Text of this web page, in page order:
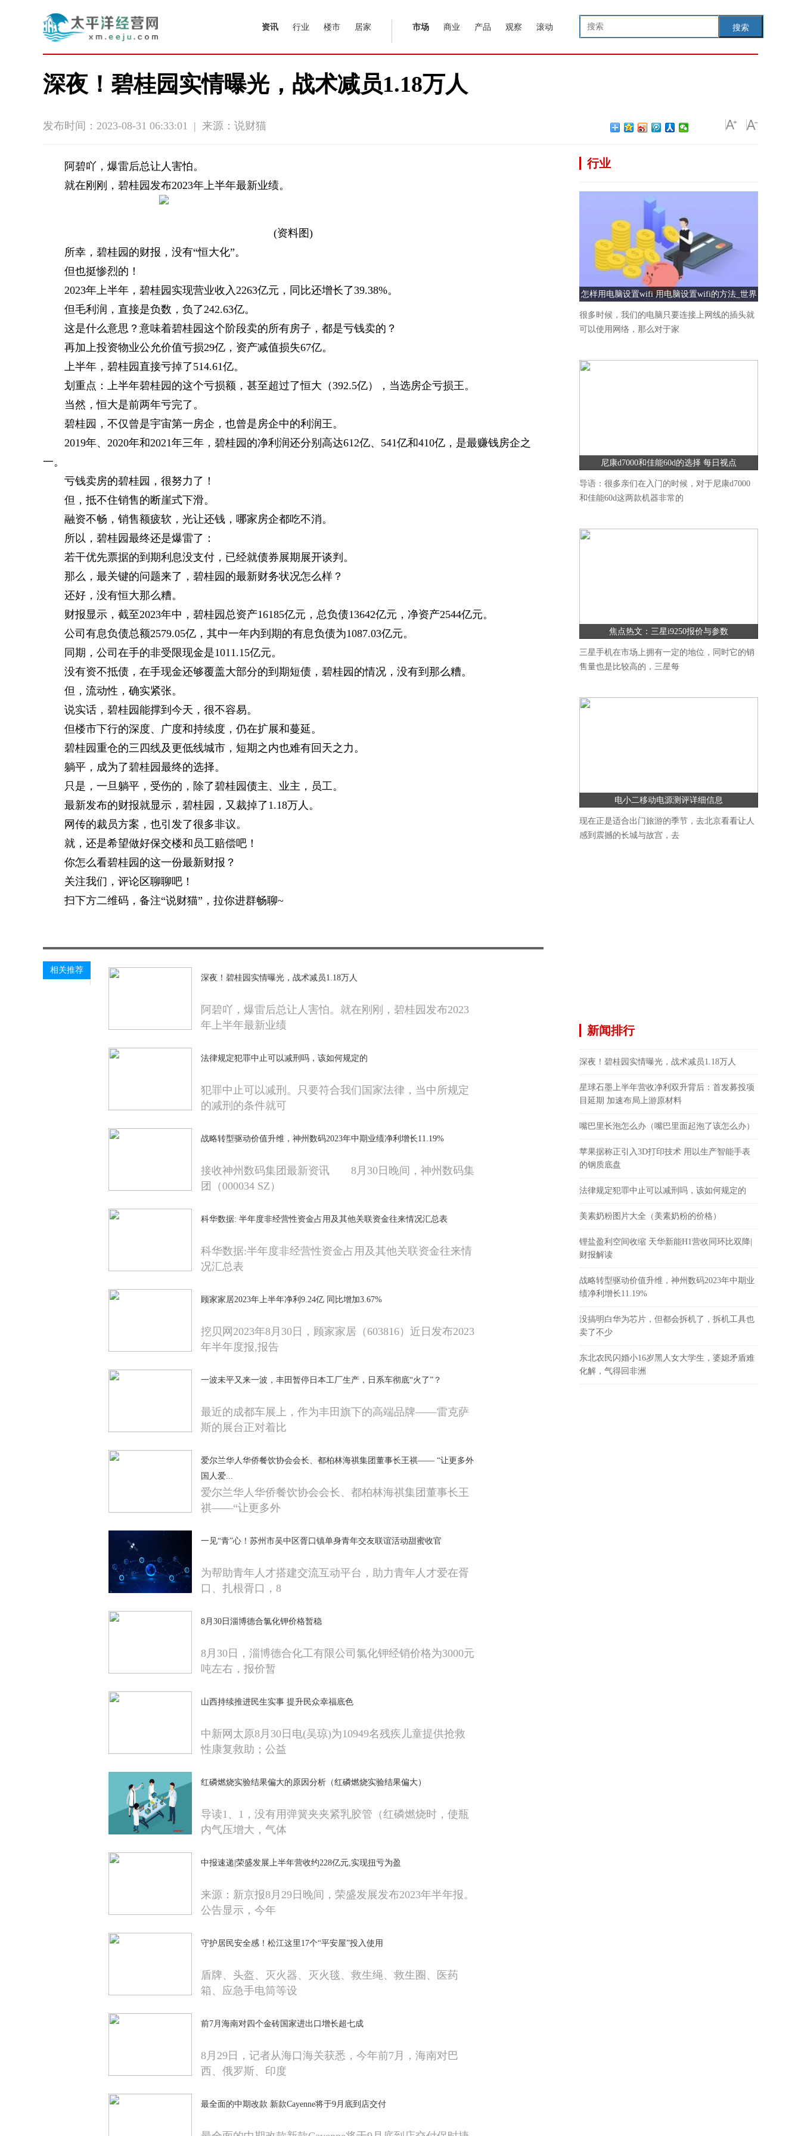
搜索
资讯 行业 楼市 居家 市场 商业 产品 观察 滚动
深夜！碧桂园实情曝光，战术减员1.18万人
发布时间：2023-08-31 06:33:01 | 来源：说财猫
阿碧吖，爆雷后总让人害怕。
就在刚刚，碧桂园发布2023年上半年最新业绩。
(资料图)
所幸，碧桂园的财报，没有“恒大化”。
但也挺惨烈的！
2023年上半年，碧桂园实现营业收入2263亿元，同比还增长了39.38%。
但毛利润，直接是负数，负了242.63亿。
这是什么意思？意味着碧桂园这个阶段卖的所有房子，都是亏钱卖的？
再加上投资物业公允价值亏损29亿，资产减值损失67亿。
上半年，碧桂园直接亏掉了514.61亿。
划重点：上半年碧桂园的这个亏损额，甚至超过了恒大（392.5亿），当选房企亏损王。
当然，恒大是前两年亏完了。
碧桂园，不仅曾是宇宙第一房企，也曾是房企中的利润王。
2019年、2020年和2021年三年，碧桂园的净利润还分别高达612亿、541亿和410亿，是最赚钱房企之
一。
亏钱卖房的碧桂园，很努力了！
但，抵不住销售的断崖式下滑。
融资不畅，销售额疲软，光让还钱，哪家房企都吃不消。
所以，碧桂园最终还是爆雷了：
若干优先票据的到期利息没支付，已经就债券展期展开谈判。
那么，最关键的问题来了，碧桂园的最新财务状况怎么样？
还好，没有恒大那么糟。
财报显示，截至2023年中，碧桂园总资产16185亿元，总负债13642亿元，净资产2544亿元。
公司有息负债总额2579.05亿，其中一年内到期的有息负债为1087.03亿元。
同期，公司在手的非受限现金是1011.15亿元。
没有资不抵债，在手现金还够覆盖大部分的到期短债，碧桂园的情况，没有到那么糟。
但，流动性，确实紧张。
说实话，碧桂园能撑到今天，很不容易。
但楼市下行的深度、广度和持续度，仍在扩展和蔓延。
碧桂园重仓的三四线及更低线城市，短期之内也难有回天之力。
躺平，成为了碧桂园最终的选择。
只是，一旦躺平，受伤的，除了碧桂园债主、业主，员工。
最新发布的财报就显示，碧桂园，又裁掉了1.18万人。
网传的裁员方案，也引发了很多非议。
就，还是希望做好保交楼和员工赔偿吧！
你怎么看碧桂园的这一份最新财报？
关注我们，评论区聊聊吧！
扫下方二维码，备注“说财猫”，拉你进群畅聊~
相关推荐
深夜！碧桂园实情曝光，战术减员1.18万人
阿碧吖，爆雷后总让人害怕。就在刚刚，碧桂园发布2023
年上半年最新业绩
法律规定犯罪中止可以减刑吗，该如何规定的
犯罪中止可以减刑。只要符合我们国家法律，当中所规定
的减刑的条件就可
战略转型驱动价值升维，神州数码2023年中期业绩净利增长11.19%
接收神州数码集团最新资讯 8月30日晚间，神州数码集
团（000034 SZ）
科华数据: 半年度非经营性资金占用及其他关联资金往来情况汇总表
科华数据:半年度非经营性资金占用及其他关联资金往来情
况汇总表
顾家家居2023年上半年净利9.24亿 同比增加3.67%
挖贝网2023年8月30日，顾家家居（603816）近日发布2023
年半年度报,报告
一波未平又来一波，丰田暂停日本工厂生产，日系车彻底“火了”？
最近的成都车展上，作为丰田旗下的高端品牌——雷克萨
斯的展台正对着比
爱尔兰华人华侨餐饮协会会长、都柏林海祺集团董事长王祺—— “让更多外
国人爱...
爱尔兰华人华侨餐饮协会会长、都柏林海祺集团董事长王
祺——“让更多外
一见“青”心！苏州市吴中区胥口镇单身青年交友联谊活动甜蜜收官
为帮助青年人才搭建交流互动平台，助力青年人才爱在胥
口、扎根胥口，8
8月30日淄博德合氯化钾价格暂稳
8月30日，淄博德合化工有限公司氯化钾经销价格为3000元
吨左右，报价暂
山西持续推进民生实事 提升民众幸福底色
中新网太原8月30日电(吴琼)为10949名残疾儿童提供抢救
性康复救助；公益
红磷燃烧实验结果偏大的原因分析（红磷燃烧实验结果偏大）
导读1、1，没有用弹簧夹夹紧乳胶管（红磷燃烧时，使瓶
内气压增大，气体
中报速递|荣盛发展上半年营收约228亿元,实现扭亏为盈
来源：新京报8月29日晚间，荣盛发展发布2023年半年报。
公告显示，今年
守护居民安全感！松江这里17个“平安屋”投入使用
盾牌、头盔、灭火器、灭火毯、救生绳、救生圈、医药
箱、应急手电筒等设
前7月海南对四个金砖国家进出口增长超七成
​8月29日，记者从海口海关获悉，今年前7月，海南对巴
西、俄罗斯、印度
最全面的中期改款 新款Cayenne将于9月底到店交付
行业
怎样用电脑设置wifi 用电脑设置wifi的方法_世界
速看
很多时候，我们的电脑只要连接上网线的插头就
可以使用网络，那么对于家
尼康d7000和佳能60d的选择 每日视点
导语：很多亲们在入门的时候，对于尼康d7000
和佳能60d这两款机器非常的
焦点热文：三星i9250报价与参数
三星手机在市场上拥有一定的地位，同时它的销
售量也是比较高的，三星每
电小二移动电源测评详细信息
现在正是适合出门旅游的季节，去北京看看让人
感到震撼的长城与故宫，去
新闻排行
深夜！碧桂园实情曝光，战术减员1.18万人
星球石墨上半年营收净利双升背后：首发募投项
目延期 加速布局上游原材料
嘴巴里长泡怎么办（嘴巴里面起泡了该怎么办）
苹果据称正引入3D打印技术 用以生产智能手表
的钢质底盘
法律规定犯罪中止可以减刑吗，该如何规定的
美素奶粉图片大全（美素奶粉的价格）
锂盐盈利空间收缩 天华新能H1营收同环比双降|
财报解读
战略转型驱动价值升维，神州数码2023年中期业
绩净利增长11.19%
没搞明白华为芯片，但都会拆机了，拆机工具也
卖了不少
东北农民闪婚小16岁黑人女大学生，婆媳矛盾难
化解，气得回非洲